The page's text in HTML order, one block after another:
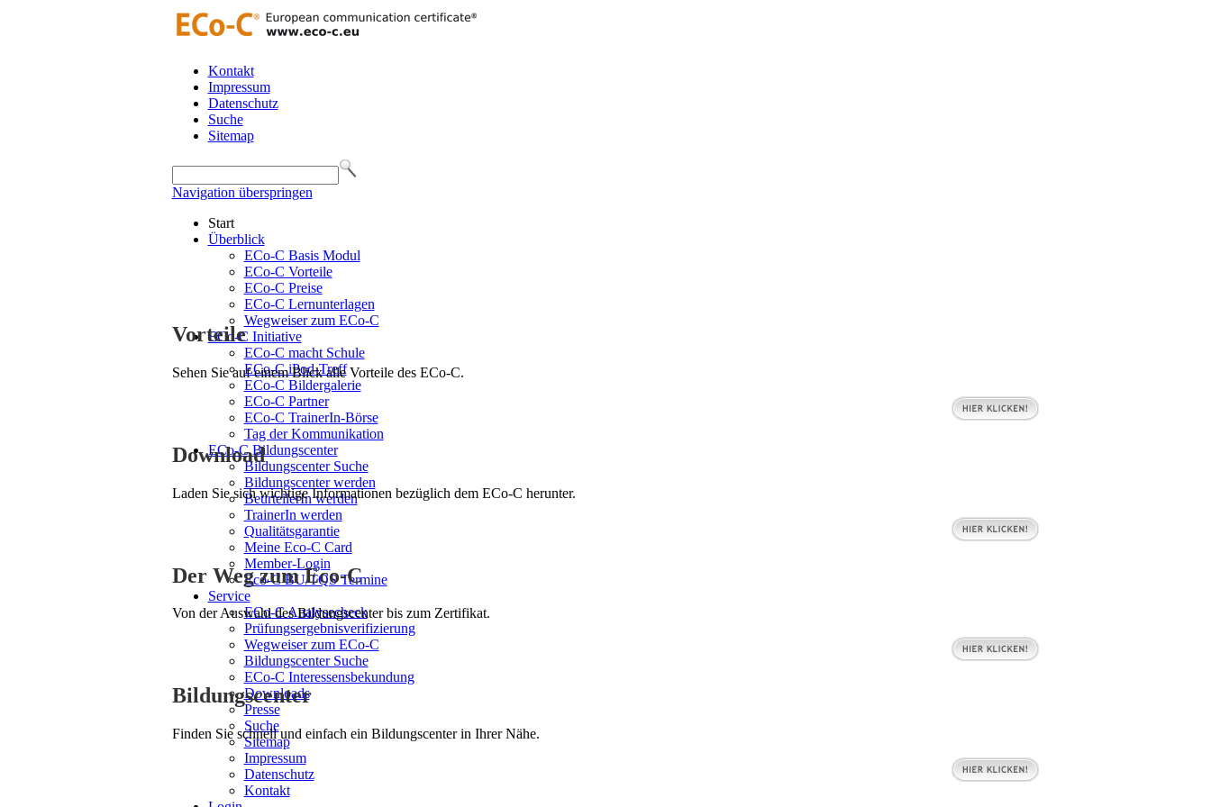
Kontakt
Impressum
Datenschutz
Suche
Sitemap
Navigation überspringen
Start
Überblick
ECo-C Basis Modul
ECo-C Vorteile
ECo-C Preise
ECo-C Lernunterlagen
Wegweiser zum ECo-C
ECo-C Initiative
ECo-C macht Schule
ECo-C iPod-Treff
ECo-C Bildergalerie
ECo-C Partner
ECo-C TrainerIn-Börse
Tag der Kommunikation
ECo-C Bildungscenter
Bildungscenter Suche
Bildungscenter werden
BeurteilerIn werden
TrainerIn werden
Qualitätsgarantie
Meine Eco-C Card
Member-Login
Eco-C BU/TQS Termine
Service
ECo-C Analysecheck
Prüfungsergebnisverifizierung
Wegweiser zum ECo-C
Bildungscenter Suche
ECo-C Interessensbekundung
Downloads
Presse
Suche
Sitemap
Impressum
Datenschutz
Kontakt
Vorteile
Sehen Sie auf einem Blick alle Vorteile des ECo-C.
Download
Laden Sie sich wichtige Informationen bezüglich dem ECo-C herunter.
Der Weg zum Eco-C
Von der Auswahl des Bildungscenter bis zum Zertifikat.
Bildungscenter
Finden Sie schnell und einfach ein Bildungscenter in Ihrer Nähe.